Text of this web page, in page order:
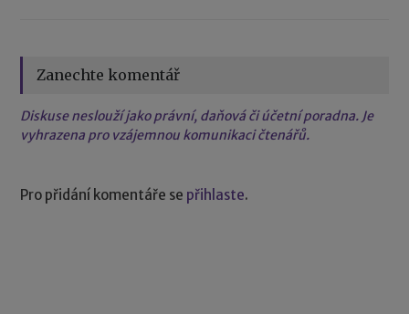
Zanechte komentář
Diskuse neslouží jako právní, daňová či účetní poradna. Je
vyhrazena pro vzájemnou komunikaci čtenářů.
Pro přidání komentáře se přihlaste.